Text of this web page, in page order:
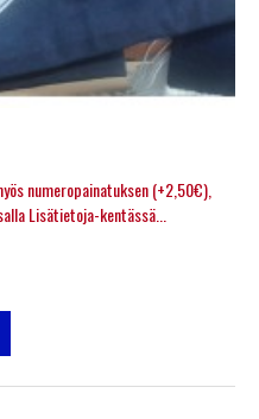
numeropainatuksen (+2,50€),
Lisätietoja-kentässä...